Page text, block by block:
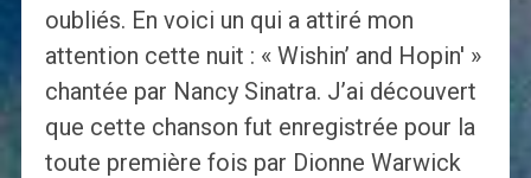
oubliés. En voici un qui a attiré mon
attention cette nuit : « Wishin’ and Hopin' »
chantée par Nancy Sinatra. J’ai découvert
que cette chanson fut enregistrée pour la
toute première fois par Dionne Warwick